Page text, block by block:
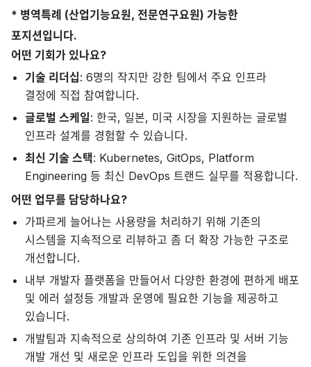
* 병역특례 (산업기능요원, 전문연구요원) 가능한
포지션입니다.
어떤 기회가 있나요?
기술 리더십: 6명의 작지만 강한 팀에서 주요 인프라
결정에 직접 참여합니다.
글로벌 스케일: 한국, 일본, 미국 시장을 지원하는 글로벌
인프라 설계를 경험할 수 있습니다.
최신 기술 스택: Kubernetes, GitOps, Platform
Engineering 등 최신 DevOps 트랜드 실무를 적용합니다.
어떤 업무를 담당하나요?
가파르게 늘어나는 사용량을 처리하기 위해 기존의
시스템을 지속적으로 리뷰하고 좀 더 확장 가능한 구조로
개선합니다.
내부 개발자 플랫폼을 만들어서 다양한 환경에 편하게 배포
및 에러 설정등 개발과 운영에 필요한 기능을 제공하고
있습니다.
개발팀과 지속적으로 상의하여 기존 인프라 및 서버 기능
개발 개선 및 새로운 인프라 도입을 위한 의견을